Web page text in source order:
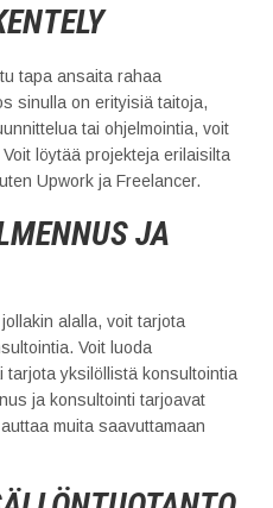
tapa ansaita rahaa
sinulla on erityisiä taitoja,
tai ohjelmointia, voit
löytää projekteja erilaisilta
Upwork ja Freelancer.
JA
alalla, voit tarjota
Voit luoda
yksilöllistä konsultointia
ja konsultointi tarjoavat
muita saavuttamaan